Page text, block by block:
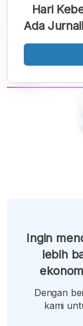
Hari
Ada
Ingin
lebih
Dengan
kami